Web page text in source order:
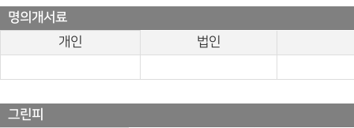
명의개서료
개인
법인
그린피